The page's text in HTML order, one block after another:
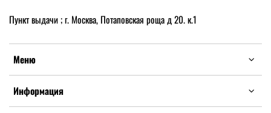
Меню
Информация
Пункт выдачи ; г. Москва, Потаповская роща д 20. к.1